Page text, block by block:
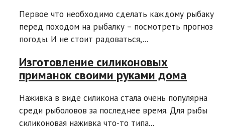
Первое что необходимо сделать каждому рыбаку
перед походом на рыбалку – посмотреть прогноз
погоды. И не стоит радоваться,...
Изготовление силиконовых
приманок своими руками дома
Наживка в виде силикона стала очень популярна
среди рыболовов за последнее время. Для рыбы
силиконовая наживка что-то типа...